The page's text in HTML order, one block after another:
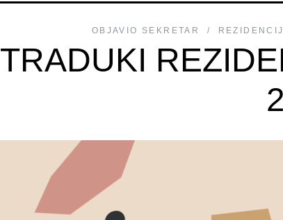
OBJAVIO SEKRETAR
TRADUKI